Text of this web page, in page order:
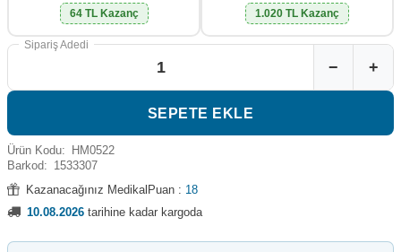
64 TL Kazanç
1.020 TL Kazanç
Sipariş Adedi
− +
SEPETE EKLE
Ürün Kodu:
HM0522
Barkod: 1533307
Kazanacağınız MedikalPuan : 18
10.08.2026 tarihine kadar kargoda